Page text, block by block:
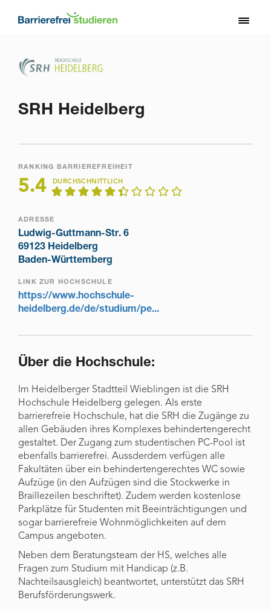
SRH Heidelberg
RANKING BARRIEREFREIHEIT
5.4 DURCHSCHNITTLICH
ADRESSE
Ludwig-Guttmann-Str. 6
69123 Heidelberg
Baden-Württemberg
LINK ZUR HOCHSCHULE
https://www.hochschule-
heidelberg.de/de/studium/pe...
Über die Hochschule:
Im Heidelberger Stadtteil Wieblingen ist die SRH
Hochschule Heidelberg gelegen. Als erste
barrierefreie Hochschule, hat die SRH die Zugänge zu
allen Gebäuden ihres Komplexes behindertengerecht
gestaltet. Der Zugang zum studentischen PC-Pool ist
ebenfalls barrierefrei. Aussderdem verfügen alle
Fakultäten über ein behindertengerechtes WC sowie
Aufzüge (in den Aufzügen sind die Stockwerke in
Braillezeilen beschriftet). Zudem werden kostenlose
Parkplätze für Studenten mit Beeinträchtigungen und
sogar barrierefreie Wohnmöglichkeiten auf dem
Campus angeboten.
Neben dem Beratungsteam der HS, welches alle
Fragen zum Studium mit Handicap (z.B.
Nachteilsausgleich) beantwortet, unterstützt das SRH
Berufsförderungswerk.